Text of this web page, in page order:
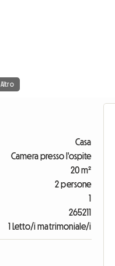
Altro
Casa
Camera presso l'ospite
20 m²
2 persone
1
265211
1 Letto/i matrimoniale/i